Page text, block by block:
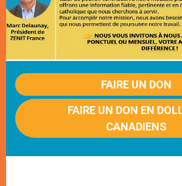
FAIRE UN DON
FAIRE UN DON EN
CANADIENS